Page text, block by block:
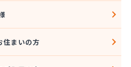
住まいの方